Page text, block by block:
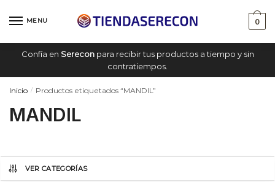
MENU 0
Confía en Sereconpara recibir tus productos a tiempo y sin
contratiempos.
Inicio / Productos etiquetados “MANDIL”
MANDIL
VER CATEGORÍAS